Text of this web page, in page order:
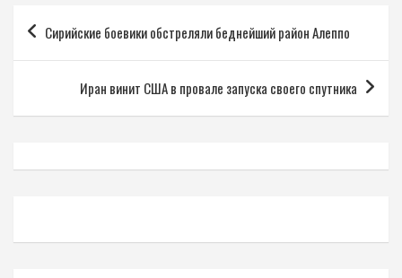
Навигация
по
записям
Сирийские боевики обстреляли беднейший район Алеппо
Иран винит США в провале запуска своего спутника